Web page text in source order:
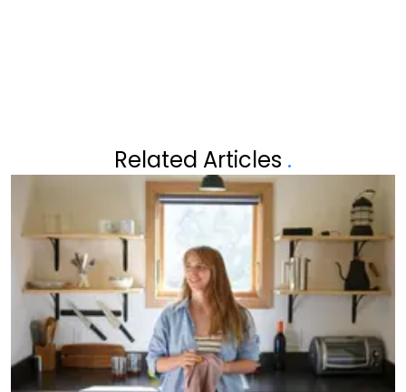
Related Articles .